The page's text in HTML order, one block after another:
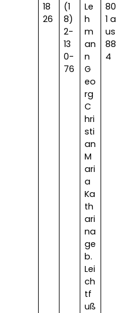
18
26
(1
8)
2-
13
0-
76
Le
h
m
an
n
G
eo
rg
C
hri
sti
an
M
ari
a
Ka
th
ari
na
ge
b.
Lei
ch
tf
uß
80
1 a
us
88
4